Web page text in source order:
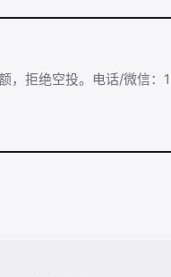
，拒绝空投。电话/微信